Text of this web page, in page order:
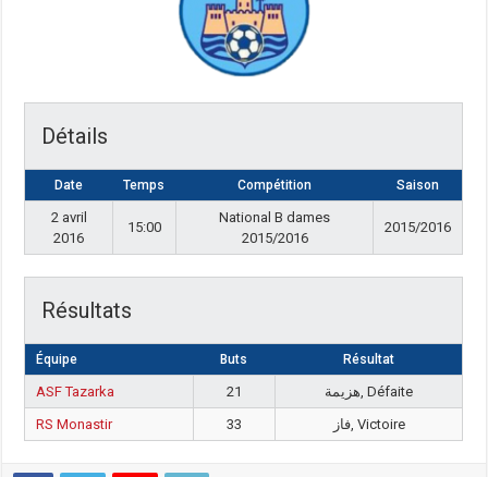
Détails
Date Temps Compétition Saison
2 avril
2016
15:00
National B dames
2015/2016
2015/2016
Résultats
Équipe Buts Résultat
ASF Tazarka 21
هزيمة, Défaite
RS Monastir
33 فاز, Victoire